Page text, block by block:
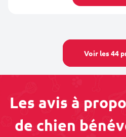
Voir les 44
Les avis à
de chien